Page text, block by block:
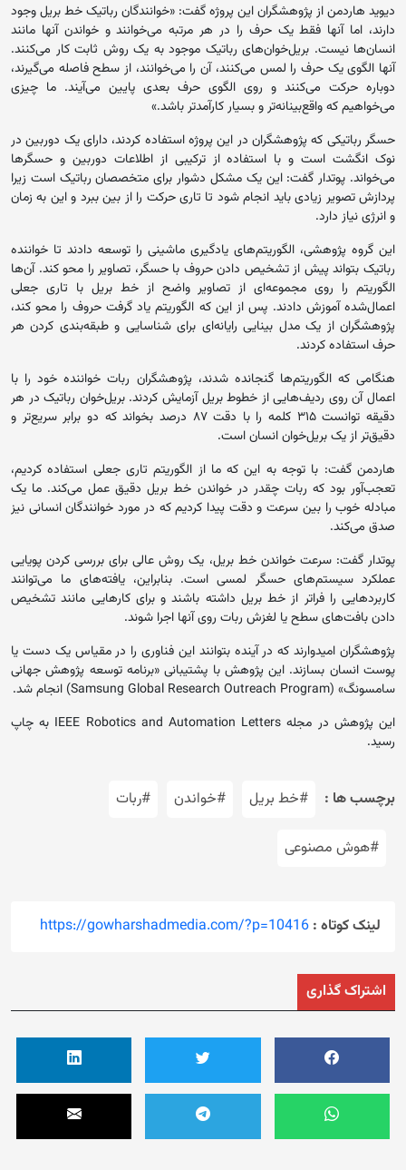
دیوید هاردمن از پژوهشگران این پروژه گفت: «خوانندگان رباتیک خط بریل وجود
دارند، اما آنها فقط یک حرف را در هر مرتبه می‌خوانند و خواندن آنها مانند
انسان‌ها نیست. بریل‌خوان‌های رباتیک موجود به یک روش ثابت کار می‌کنند.
آنها الگوی یک حرف را لمس می‌کنند، آن را می‌خوانند، از سطح فاصله می‌گیرند،
دوباره حرکت می‌کنند و روی الگوی حرف بعدی پایین می‌آیند. ما چیزی
می‌خواهیم که واقع‌بینانه‌تر و بسیار کارآمدتر باشد.»
حسگر رباتیکی که پژوهشگران در این پروژه استفاده کردند، دارای یک دوربین در
نوک انگشت است و با استفاده از ترکیبی از اطلاعات دوربین و حسگرها
می‌خواند. پوتدار گفت: این یک مشکل دشوار برای متخصصان رباتیک است زیرا
پردازش تصویر زیادی باید انجام شود تا تاری حرکت را از بین ببرد و این به زمان
و انرژی نیاز دارد.
این گروه پژوهشی، الگوریتم‌های یادگیری ماشینی را توسعه دادند تا خواننده
رباتیک بتواند پیش از تشخیص دادن حروف با حسگر، تصاویر را محو کند. آن‌ها
الگوریتم را روی مجموعه‌ای از تصاویر واضح از خط بریل با تاری جعلی
اعمال‌شده آموزش دادند. پس از این که الگوریتم یاد گرفت حروف را محو کند،
پژوهشگران از یک مدل بینایی رایانه‌ای برای شناسایی و طبقه‌بندی کردن هر
حرف استفاده کردند.
هنگامی که الگوریتم‌ها گنجانده شدند، پژوهشگران ربات خواننده خود را با
اعمال آن روی ردیف‌هایی از خطوط بریل آزمایش کردند. بریل‌خوان رباتیک در هر
دقیقه توانست ۳۱۵ کلمه را با دقت ۸۷ درصد بخواند که دو برابر سریع‌تر و
دقیق‌تر از یک بریل‌خوان انسان است.
هاردمن گفت: با توجه به این که ما از الگوریتم تاری جعلی استفاده کردیم،
تعجب‌آور بود که ربات چقدر در خواندن خط بریل دقیق عمل می‌کند. ما یک
مبادله خوب را بین سرعت و دقت پیدا کردیم که در مورد خوانندگان انسانی نیز
صدق می‌کند.
پوتدار گفت: سرعت خواندن خط بریل، یک روش عالی برای بررسی کردن پویایی
عملکرد سیستم‌های حسگر لمسی است. بنابراین، یافته‌های ما می‌توانند
کاربردهایی را فراتر از خط بریل داشته باشند و برای کارهایی مانند تشخیص
دادن بافت‌های سطح یا لغزش ربات روی آنها اجرا شوند.
پژوهشگران امیدوارند که در آینده بتوانند این فناوری را در مقیاس یک دست یا
پوست انسان بسازند. این پژوهش با پشتیبانی «برنامه توسعه پژوهش جهانی
سامسونگ» (Samsung Global Research Outreach Program) انجام شد.
این پژوهش در مجله IEEE Robotics and Automation Letters به چاپ
رسید.
برچسب ها : #خط بریل #خواندن #ربات
#هوش مصنوعی
لینک کوتاه : https://gowharshadmedia.com/?p=10416
اشتراک گذاری